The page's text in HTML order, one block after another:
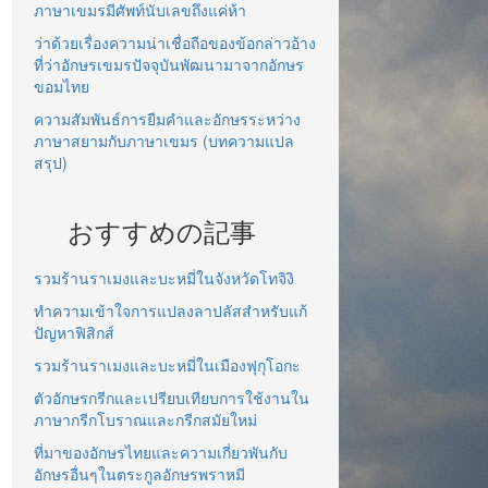
ภาษาเขมรมีศัพท์นับเลขถึงแค่ห้า
ว่าด้วยเรื่องความน่าเชื่อถือของข้อกล่าวอ้าง
ที่ว่าอักษรเขมรปัจจุบันพัฒนามาจากอักษร
ขอมไทย
ความสัมพันธ์การยืมคำและอักษรระหว่าง
ภาษาสยามกับภาษาเขมร (บทความแปล
สรุป)
おすすめの記事
รวมร้านราเมงและบะหมี่ในจังหวัดโทจิงิ
ทำความเข้าใจการแปลงลาปลัสสำหรับแก้
ปัญหาฟิสิกส์
รวมร้านราเมงและบะหมี่ในเมืองฟุกุโอกะ
ตัวอักษรกรีกและเปรียบเทียบการใช้งานใน
ภาษากรีกโบราณและกรีกสมัยใหม่
ที่มาของอักษรไทยและความเกี่ยวพันกับ
อักษรอื่นๆในตระกูลอักษรพราหมี